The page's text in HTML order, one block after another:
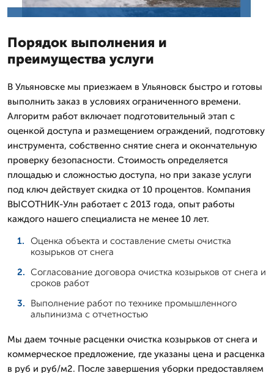
Порядок выполнения и
преимущества услуги
В Ульяновске мы приезжаем в Ульяновск быстро и готовы
выполнить заказ в условиях ограниченного времени.
Алгоритм работ включает подготовительный этап с
оценкой доступа и размещением ограждений, подготовку
инструмента, собственно снятие снега и окончательную
проверку безопасности. Стоимость определяется
площадью и сложностью доступа, но при заказе услуги
под ключ действует скидка от 10 процентов. Компания
ВЫСОТНИК-Улн работает с 2013 года, опыт работы
каждого нашего специалиста не менее 10 лет.
Оценка объекта и составление сметы очистка
козырьков от снега
Согласование договора очистка козырьков от снега и
сроков работ
Выполнение работ по технике промышленного
альпинизма с отчетностью
Мы даем точные расценки очистка козырьков от снега и
коммерческое предложение, где указаны цена и расценка
в руб и руб/м2. После завершения уборки предоставляем